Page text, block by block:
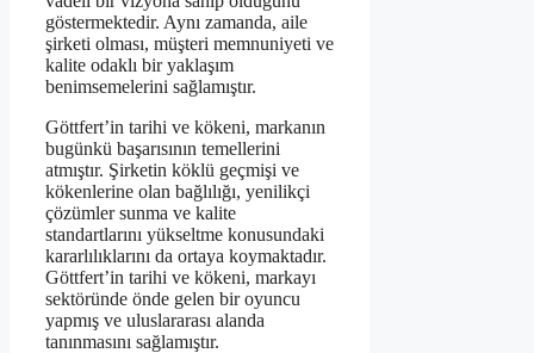
göstermektedir. Aynı zamanda, aile
şirketi olması, müşteri memnuniyeti ve
kalite odaklı bir yaklaşım
benimsemelerini sağlamıştır.
Göttfert’in tarihi ve kökeni, markanın
bugünkü başarısının temellerini
atmıştır. Şirketin köklü geçmişi ve
kökenlerine olan bağlılığı, yenilikçi
çözümler sunma ve kalite
standartlarını yükseltme konusundaki
kararlılıklarını da ortaya koymaktadır.
Göttfert’in tarihi ve kökeni, markayı
sektöründe önde gelen bir oyuncu
yapmış ve uluslararası alanda
tanınmasını sağlamıştır.